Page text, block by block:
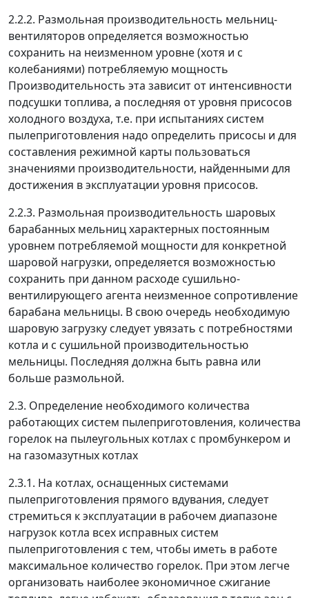
2.2.2. Размольная производительность мельниц-
вентиляторов определяется возможностью
сохранить на неизменном уровне (хотя и с
колебаниями) потребляемую мощность
Производительность эта зависит от интенсивности
подсушки топлива, а последняя от уровня присосов
холодного воздуха, т.е. при испытаниях систем
пылеприготовления надо определить присосы и для
составления режимной карты пользоваться
значениями производительности, найденными для
достижения в эксплуатации уровня присосов.
2.2.3. Размольная производительность шаровых
барабанных мельниц характерных постоянным
уровнем потребляемой мощности для конкретной
шаровой нагрузки, определяется возможностью
сохранить при данном расходе сушильно-
вентилирующего агента неизменное сопротивление
барабана мельницы. В свою очередь необходимую
шаровую загрузку следует увязать с потребностями
котла и с сушильной производительностью
мельницы. Последняя должна быть равна или
больше размольной.
2.3. Определение необходимого количества
работающих систем пылеприготовления, количества
горелок на пылеугольных котлах с промбункером и
на газомазутных котлах
2.3.1. На котлах, оснащенных системами
пылеприготовления прямого вдувания, следует
стремиться к эксплуатации в рабочем диапазоне
нагрузок котла всех исправных систем
пылеприготовления с тем, чтобы иметь в работе
максимальное количество горелок. При этом легче
организовать наиболее экономичное сжигание